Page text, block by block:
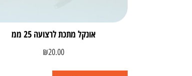
אונקל מתכת לרצועה 25 ממ
₪20.00